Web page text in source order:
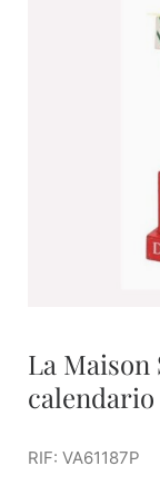
La Maison
calendario
RIF: VA61187P